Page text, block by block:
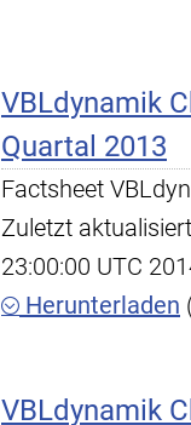
VBLdynamik
Quartal 2013
Factsheet
Zuletzt
23:00:00 UTC
Herunterladen
VBLdynamik